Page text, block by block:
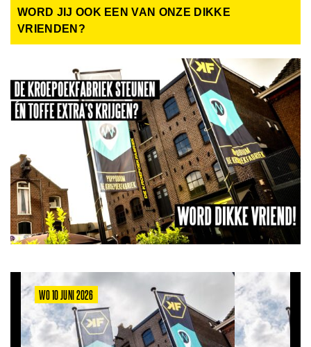
WORD JIJ OOK EEN VAN ONZE DIKKE
VRIENDEN?
WO 10 JUNI 2026